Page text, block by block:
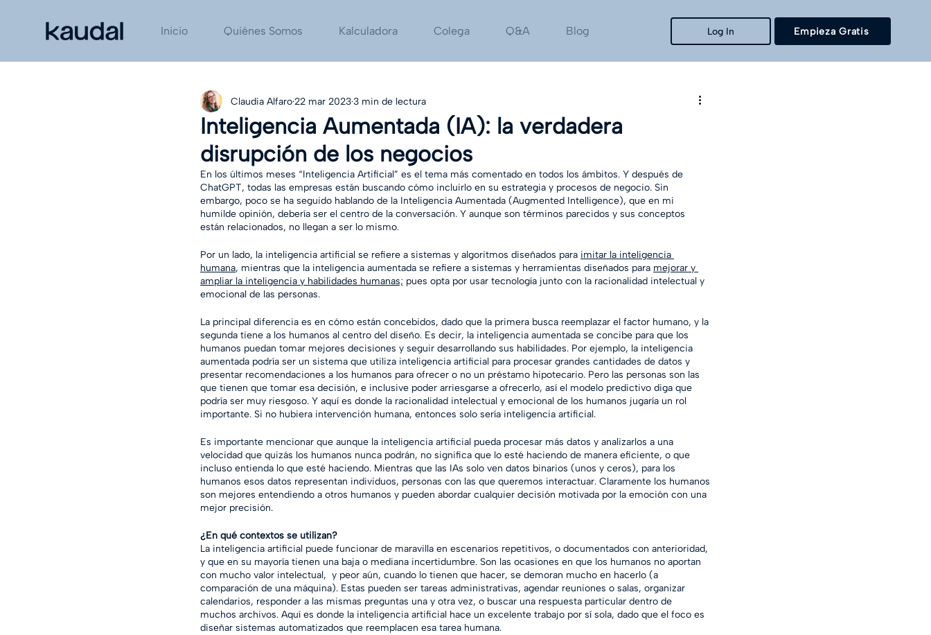
Inicio Quiénes Somos Kalculadora Colega Q&A Blog Log In Empieza Gratis
Inteligencia Aumentada (IA): la verdadera
disrupción de los negocios
Claudia Alfaro22 mar 20233 min de lectura
En los últimos meses “Inteligencia Artificial” es el tema más comentado en todos los ámbitos. Y después de
ChatGPT, todas las empresas están buscando cómo incluirlo en su estrategia y procesos de negocio. Sin
embargo, poco se ha seguido hablando de la Inteligencia Aumentada (Augmented Intelligence), que en mi
humilde opinión, debería ser el centro de la conversación. Y aunque son términos parecidos y sus conceptos
están relacionados, no llegan a ser lo mismo.
Por un lado, la inteligencia artificial se refiere a sistemas y algoritmos diseñados para imitar la inteligencia
humana, mientras que la inteligencia aumentada se refiere a sistemas y herramientas diseñados para mejorar y
ampliar la inteligencia y habilidades humanas; pues opta por usar tecnología junto con la racionalidad intelectual y
emocional de las personas.
La principal diferencia es en cómo están concebidos, dado que la primera busca reemplazar el factor humano, y la
segunda tiene a los humanos al centro del diseño. Es decir, la inteligencia aumentada se concibe para que los
humanos puedan tomar mejores decisiones y seguir desarrollando sus habilidades. Por ejemplo, la inteligencia
aumentada podría ser un sistema que utiliza inteligencia artificial para procesar grandes cantidades de datos y
presentar recomendaciones a los humanos para ofrecer o no un préstamo hipotecario. Pero las personas son las
que tienen que tomar esa decisión, e inclusive poder arriesgarse a ofrecerlo, así el modelo predictivo diga que
podría ser muy riesgoso. Y aquí es donde la racionalidad intelectual y emocional de los humanos jugaría un rol
importante. Si no hubiera intervención humana, entonces solo sería inteligencia artificial.
Es importante mencionar que aunque la inteligencia artificial pueda procesar más datos y analizarlos a una
velocidad que quizás los humanos nunca podrán, no significa que lo esté haciendo de manera eficiente, o que
incluso entienda lo que esté haciendo. Mientras que las IAs solo ven datos binarios (unos y ceros), para los
humanos esos datos representan individuos, personas con las que queremos interactuar. Claramente los humanos
son mejores entendiendo a otros humanos y pueden abordar cualquier decisión motivada por la emoción con una
mejor precisión.
¿En qué contextos se utilizan?
La inteligencia artificial puede funcionar de maravilla en escenarios repetitivos, o documentados con anterioridad,
y que en su mayoría tienen una baja o mediana incertidumbre. Son las ocasiones en que los humanos no aportan
con mucho valor intelectual,  y peor aún, cuando lo tienen que hacer, se demoran mucho en hacerlo (a
comparación de una máquina). Estas pueden ser tareas administrativas, agendar reuniones o salas, organizar
calendarios, responder a las mismas preguntas una y otra vez, o buscar una respuesta particular dentro de
muchos archivos. Aquí es donde la inteligencia artificial hace un excelente trabajo por sí sola, dado que el foco es
diseñar sistemas automatizados que reemplacen esa tarea humana.